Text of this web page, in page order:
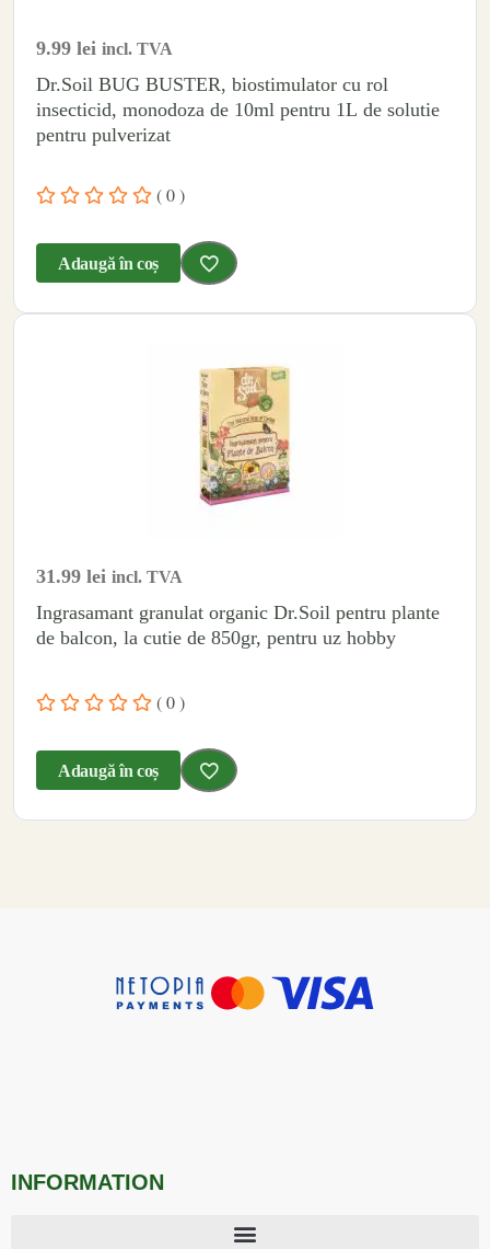
9.99 lei incl. TVA
Dr.Soil BUG BUSTER, biostimulator cu rol
insecticid, monodoza de 10ml pentru 1L de solutie
pentru pulverizat
( 0 )
Adaugă în coș
31.99 lei incl. TVA
Ingrasamant granulat organic Dr.Soil pentru plante
de balcon, la cutie de 850gr, pentru uz hobby
( 0 )
Adaugă în coș
INFORMATION